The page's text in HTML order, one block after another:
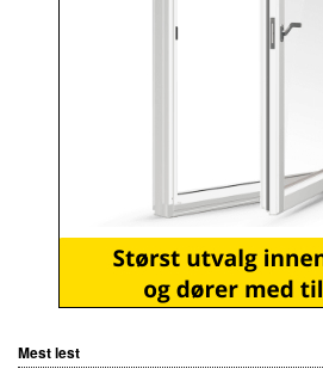
Mest lest